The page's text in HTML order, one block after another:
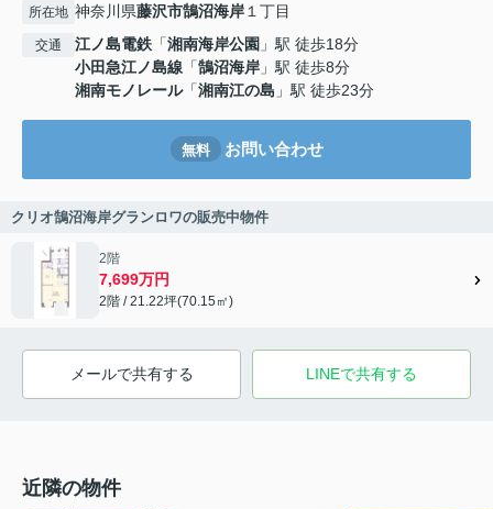
所在地 神奈川県藤沢市鵠沼海岸 １丁目
交通 江ノ島電鉄 「湘南海岸公園 」駅 徒歩18分
小田急江ノ島線 「鵠沼海岸 」駅 徒歩8分
湘南モノレール「湘南江の島 」駅 徒歩23分
無料 お問い合わせ
クリオ鵠沼海岸グランロワの販売中物件
2階
7,699万円
2階 / 21.22坪(70.15㎡)
メールで共有する LINEで共有する
近隣の物件